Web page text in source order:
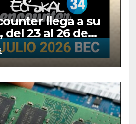
llega a su
del 23 al 26 de